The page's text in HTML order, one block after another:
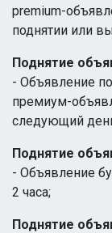
premium-
поднятии или
Поднятие
- Объявление
премиум-
следующий
Поднятие
- Объявление
2 часа;
Поднятие